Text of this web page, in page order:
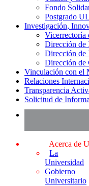
Fondo
Postgrado
Investigación,
Vicerrectoría
Dirección de
Dirección de
Dirección de
Vinculación con el
Relaciones
Transparencia
Solicitud de
Acerca de
La
Universidad
Gobierno
Universitario